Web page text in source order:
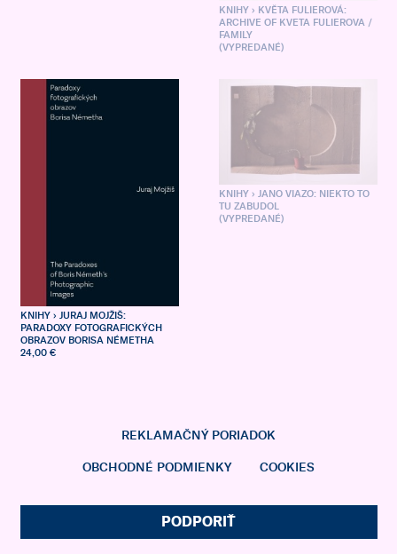
KNIHY› KVĚTA FULIEROVÁ:
ARCHIVE OF KVETA FULIEROVA /
FAMILY
(VYPREDANÉ)
KNIHY › JURAJ MOJŽIŠ:
PARADOXY FOTOGRAFICKÝCH
OBRAZOV BORISA NÉMETHA
24,00 €
KNIHY› JANO VIAZO: NIEKTO TO
TU ZABUDOL
(VYPREDANÉ)
REKLAMAČNÝ PORIADOK
OBCHODNÉ PODMIENKY COOKIES
PODPORIŤ